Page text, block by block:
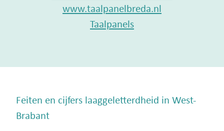
www.taalpanelbreda.nl
Taalpanels
Feiten en cijfers laaggeletterdheid in West-
Brabant